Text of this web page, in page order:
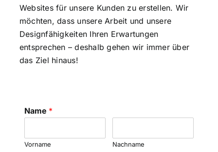
Websites für unsere Kunden zu erstellen. Wir
möchten, dass unsere Arbeit und unsere
Designfähigkeiten Ihren Erwartungen
entsprechen – deshalb gehen wir immer über
das Ziel hinaus!
Name *
Vorname Nachname